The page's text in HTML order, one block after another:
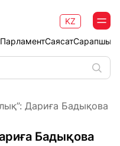
ПарламентСаясат
KZ
Дариға Бадықова
Бадықова